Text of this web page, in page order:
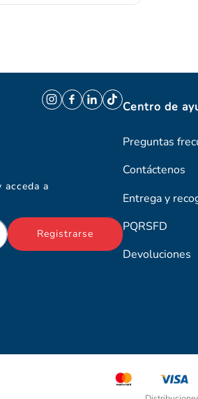
a
Registrarse
Centro de
Preguntas
Contáctenos
Entrega y
PQRSFD
Devoluciones